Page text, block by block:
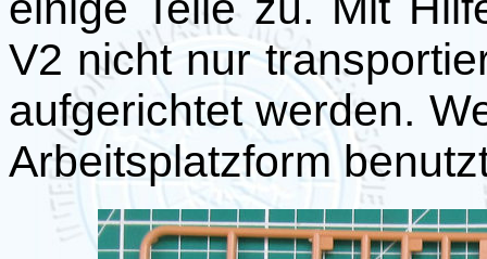
V2 nicht nur
aufgerichtet werden.
Arbeitsplatzform